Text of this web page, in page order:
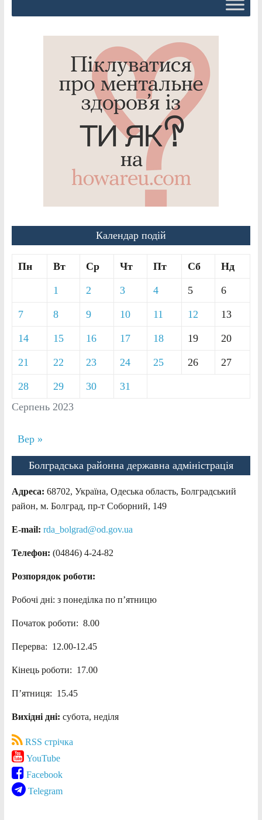
Календар подій
Серпень 2023
Пн Вт Ср Чт Пт Сб Нд
1 2 3 4 5 6
7 8 9 10 11 12 13
14 15 16 17 18 19 20
21 22 23 24 25 26 27
28 29 30 31
Вер »
Болградська районна державна адміністрація
Адреса: 68702, Україна, Одеська область, Болградський
район, м. Болград, пр-т Соборний, 149
E-mail: rda_bolgrad@od.gov.ua
Телефон: (04846) 4-24-82
Розпорядок роботи:
Робочі дні: з понеділка по п’ятницю
Початок роботи: 8.00
Перерва: 12.00-12.45
Кінець роботи: 17.00
П’ятниця: 15.45
Вихідні дні: субота, неділя
RSS стрічка
YouTube
Facebook
Telegram